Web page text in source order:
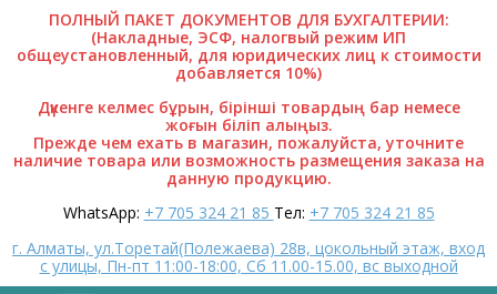
ПОЛНЫЙ ПАКЕТ ДОКУМЕНТОВ ДЛЯ БУХГАЛТЕРИИ:
(Накладные, ЭСФ, налогвый режим ИП
общеустановленный, для юридических лиц к стоимости
добавляется 10%)
Дүкенге келмес бұрын, бірінші товардың бар немесе
жоғын біліп алыңыз.
Прежде чем ехать в магазин, пожалуйста, уточните
наличие товара или возможность размещения заказа на
данную продукцию.
WhatsApp: +7 705 324 21 85 Тел: +7 705 324 21 85
г. Алматы, ул.Торетай(Полежаева) 28в, цокольный этаж, вход
с улицы, Пн-пт 11:00-18:00, Сб 11.00-15.00, вс выходной